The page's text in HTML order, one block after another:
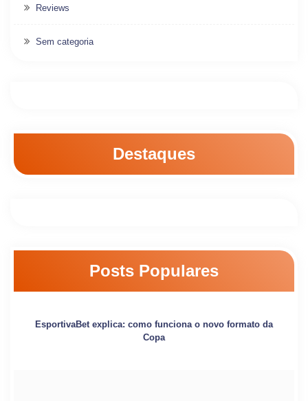
Reviews
Sem categoria
Destaques
Posts Populares
EsportivaBet explica: como funciona o novo formato da
Copa